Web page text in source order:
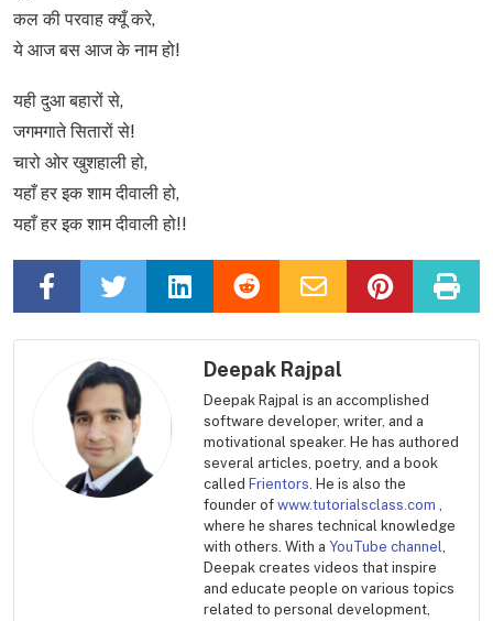
कल की परवाह क्यूँ करे,
ये आज बस आज के नाम हो!
यही दुआ बहारों से,
जगमगाते सितारों से!
चारो ओर खुशहाली हो,
यहाँ हर इक शाम दीवाली हो,
यहाँ हर इक शाम दीवाली हो!!
Deepak Rajpal
Deepak Rajpal is an accomplished
software developer, writer, and a
motivational speaker. He has authored
several articles, poetry, and a book
called Frientors. He is also the
founder of www.tutorialsclass.com ,
where he shares technical knowledge
with others. With a YouTube channel,
Deepak creates videos that inspire
and educate people on various topics
related to personal development,